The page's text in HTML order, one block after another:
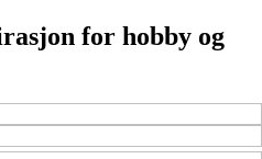
for hobby og